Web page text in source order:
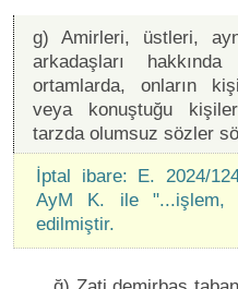
g) Amirleri, üstleri,
arkadaşları
ortamlarda, onların
veya konuştuğu
tarzda olumsuz sözler
İptal ibare: E. 2024/
AyM K. ile "...işlem,
edilmiştir.